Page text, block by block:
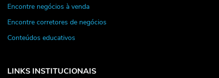
Encontre negócios à venda
Encontre corretores de negócios
Conteúdos educativos
LINKS INSTITUCIONAIS